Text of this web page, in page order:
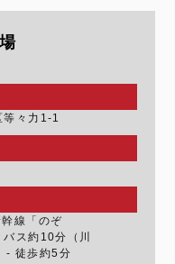
々力1-1
線「のぞ
ス約10分（川
- 徒歩約5分